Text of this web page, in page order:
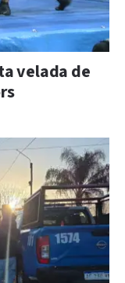
velada de